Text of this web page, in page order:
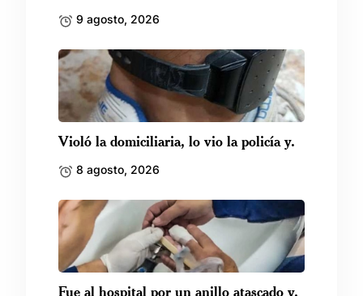
9 agosto, 2026
Violó la domiciliaria, lo vio la policía y.
8 agosto, 2026
Fue al hospital por un anillo atascado y.